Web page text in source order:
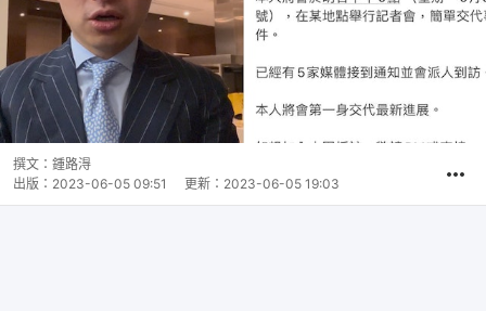
撰文： 鍾路淂
出版： 2023-06-05 09:51 更新： 2023-06-05 19:03